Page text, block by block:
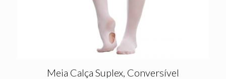
Meia Calça Suplex, Conversível